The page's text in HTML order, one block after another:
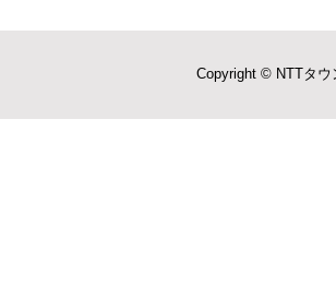
Copyright © NTTタウ